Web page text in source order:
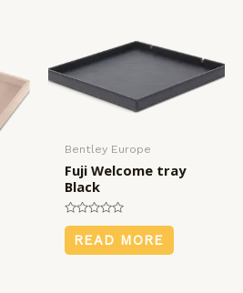
Bentley Europe
Fuji Welcome tray
Black
Rated
out
of
READ MORE